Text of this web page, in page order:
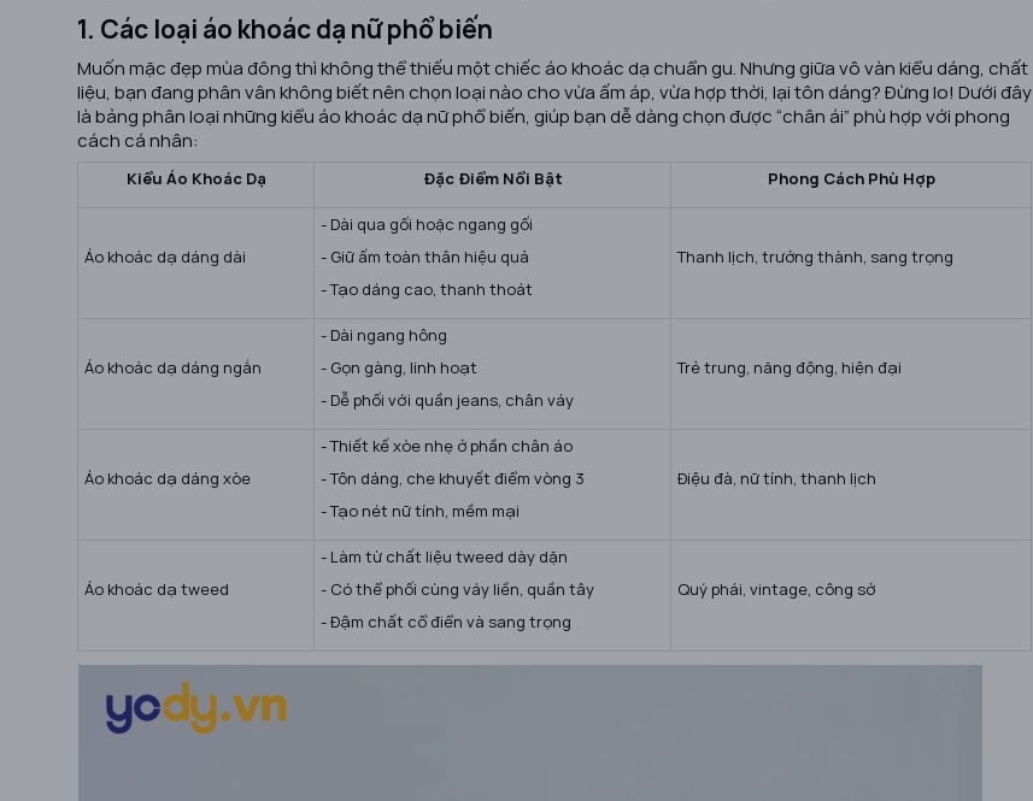
1. Các loại áo khoác dạ nữ phổ biến
Muốn mặc đẹp mùa đông thì không thể thiếu một chiếc áo khoác dạ chuẩn gu. Nhưng giữa vô vàn kiểu dáng, chất
liệu, bạn đang phân vân không biết nên chọn loại nào cho vừa ấm áp, vừa hợp thời, lại tôn dáng? Đừng lo! Dưới đây
là bảng phân loại những kiểu áo khoác dạ nữ phổ biến, giúp bạn dễ dàng chọn được “chân ái” phù hợp với phong
cách cá nhân:
Kiểu Áo Khoác Dạ Đặc Điểm Nổi Bật Phong Cách Phù Hợp
Áo khoác dạ dáng dài
- Dài qua gối hoặc ngang gối
- Giữ ấm toàn thân hiệu quả
- Tạo dáng cao, thanh thoát
Thanh lịch, trưởng thành, sang trọng
Áo khoác dạ dáng ngắn
- Dài ngang hông
- Gọn gàng, linh hoạt
- Dễ phối với quần jeans, chân váy
Trẻ trung, năng động, hiện đại
Áo khoác dạ dáng xòe
- Thiết kế xòe nhẹ ở phần chân áo
- Tôn dáng, che khuyết điểm vòng 3
- Tạo nét nữ tính, mềm mại
Điệu đà, nữ tính, thanh lịch
Áo khoác dạ tweed
- Làm từ chất liệu tweed dày dặn
- Có thể phối cùng váy liền, quần tây
- Đậm chất cổ điển và sang trọng
Quý phái, vintage, công sở